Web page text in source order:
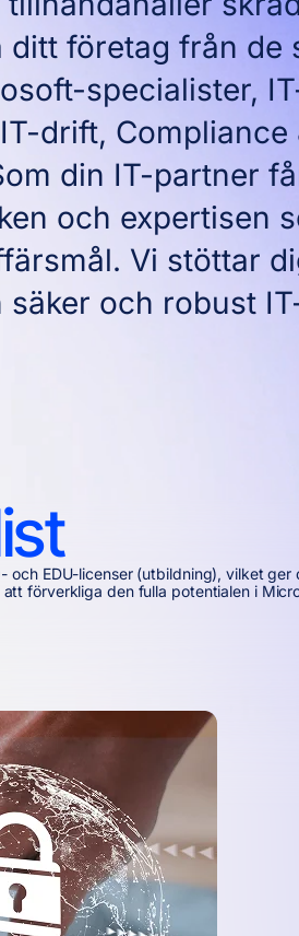
företag från de
specialister,
drift, Compliance
din IT-partner
och expertisen
Vi stöttar
säker och robust
EDU-licenser (utbildning), vilket
förverkliga den fulla potentialen i